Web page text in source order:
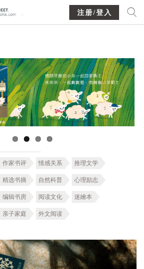
注册/登入
作家书评 情感关系 推理文学
精选书摘 自然科普 心理励志
编辑书房 阅读文化 迷繪本
亲子家庭 外文阅读